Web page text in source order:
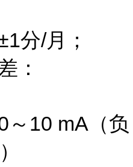
分/月；
：
～ 10 mA （负
）